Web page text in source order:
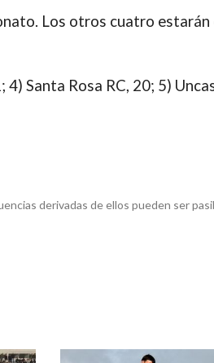
Los otros cuatro estarán
Santa Rosa RC, 20; 5)
derivadas de ellos pueden ser